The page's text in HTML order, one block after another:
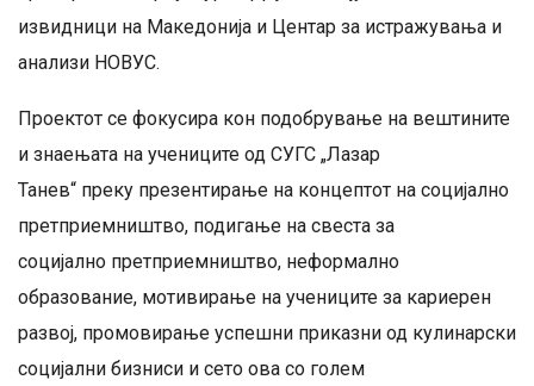
извидници на Македонија и Центар за истражувања и
анализи НОВУС.
Проектот се фокусира кон подобрување на вештините
и знаењата на учениците од СУГС „Лазар
Танев“ преку презентирање на концептот на социјално
претприемништво, подигање на свеста за
социјално претприемништво, неформално
образование, мотивирање на учениците за кариерен
развој, промовирање успешни приказни од кулинарски
социјални бизниси и сето ова со голем